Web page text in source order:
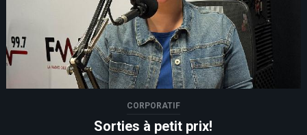
CORPORATIF
Sorties à petit prix!